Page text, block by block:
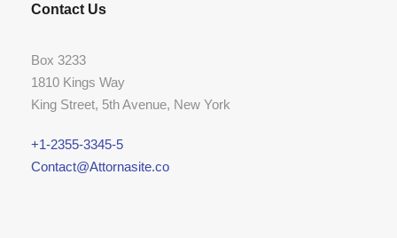
Contact Us
Box 3233
1810 Kings Way
King Street, 5th Avenue, New York
+1-2355-3345-5
Contact@Attornasite.co